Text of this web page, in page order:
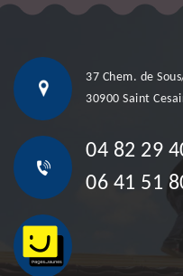
37 Chem. de
30900 Saint
04 82 29
06 41 51